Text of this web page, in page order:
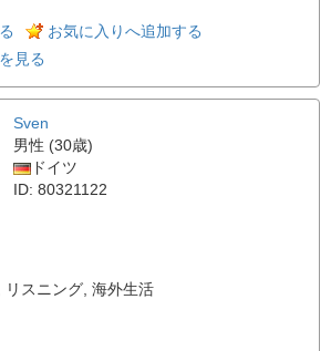
お気に入りへ追加する
見る
Sven
男性 (30歳)
ドイツ
ID: 80321122
リスニング 海外生活